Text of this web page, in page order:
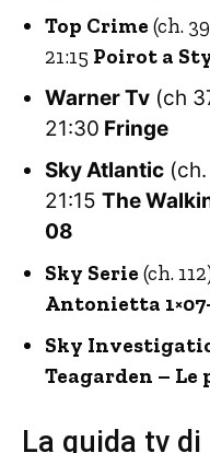
Top Crime (ch.
21:15 Poirot a
Warner Tv (ch
21:30 Fringe
Sky Atlantic
21:15 The
08
Sky Serie (ch.
Antonietta
Sky
Teagarden – Le
La guida tv